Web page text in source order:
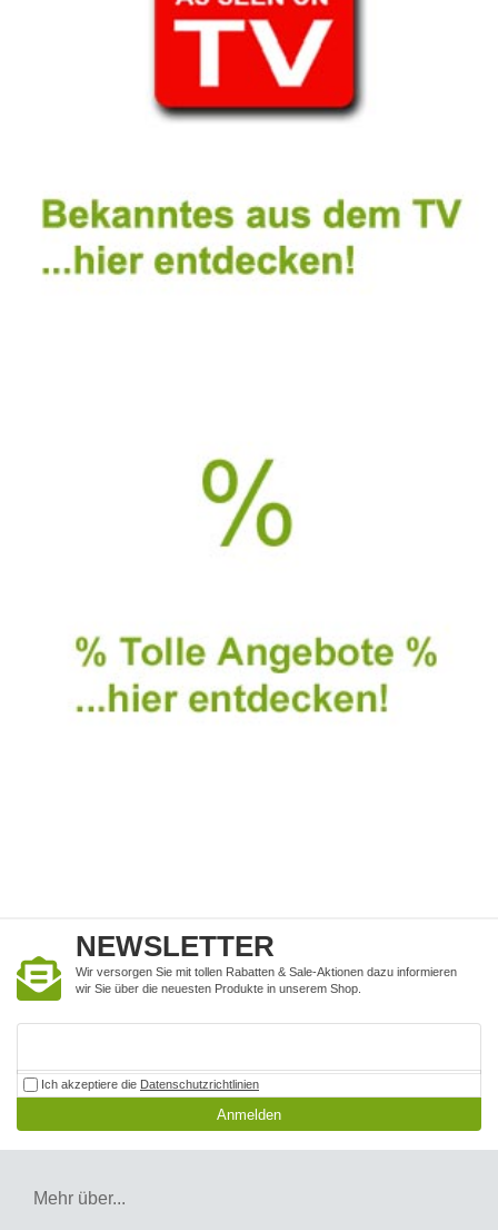
NEWSLETTER
Wir versorgen Sie mit tollen Rabatten & Sale-Aktionen dazu informieren
wir Sie über die neuesten Produkte in unserem Shop.
Ich akzeptiere die Datenschutzrichtlinien
Anmelden
Mehr über...